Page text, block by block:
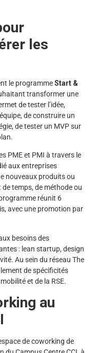
les
le programmeStart &
transformer une
de tester l’idée,
de construire un
de tester un MVP sur
PME et PMI à travers le
aux entreprises
nouveaux produits ou
temps, de méthode ou
réunit 6
avec une promotion par
besoins des
: lean startup, design
Au sein du réseau The
de spécificités
et de la RSE.
au
de coworking de